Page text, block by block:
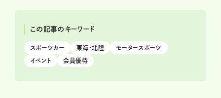
この記事のキーワード
スポーツカー 東海・北陸 モータースポーツ
イベント 会員優待